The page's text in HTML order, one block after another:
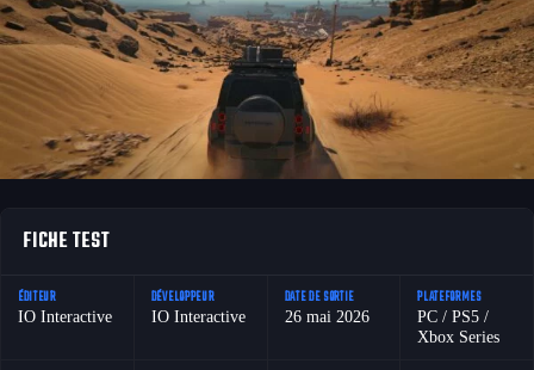
FICHE TEST
ÉDITEUR
IO Interactive
DÉVELOPPEUR
IO Interactive
DATE DE SORTIE
26 mai 2026
PLATEFORMES
PC / PS5 /
Xbox Series